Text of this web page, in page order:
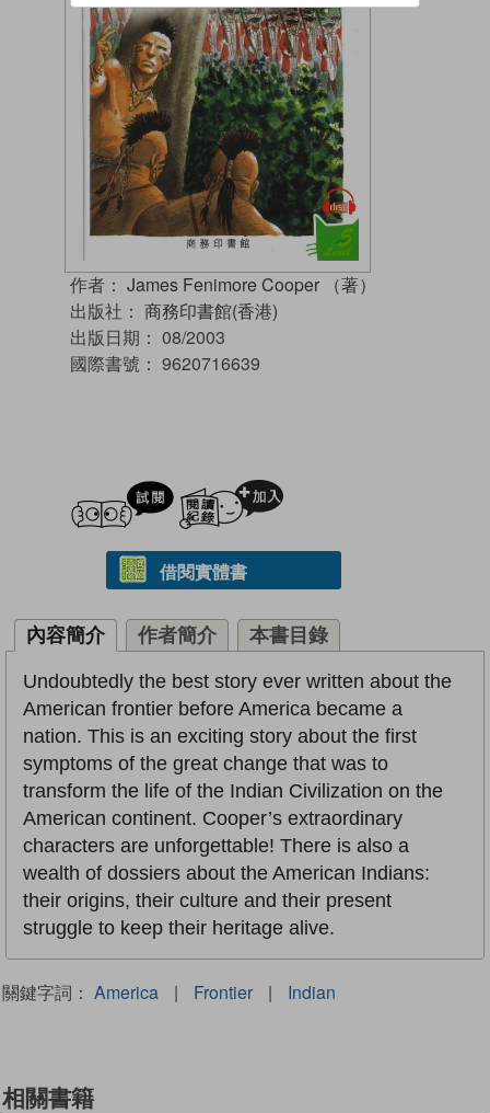
作者： James Fenimore Cooper （著）
出版社： 商務印書館(香港)
出版日期： 08/2003
國際書號： 9620716639
試閲
借閱實體書
內容簡介 作者簡介 本書目錄
Undoubtedly the best story ever written about the
American frontier before America became a
nation. This is an exciting story about the first
symptoms of the great change that was to
transform the life of the Indian Civilization on the
American continent. Cooper’s extraordinary
characters are unforgettable! There is also a
wealth of dossiers about the American Indians:
their origins, their culture and their present
struggle to keep their heritage alive.
關鍵字詞： America | Frontier | Indian
相關書籍